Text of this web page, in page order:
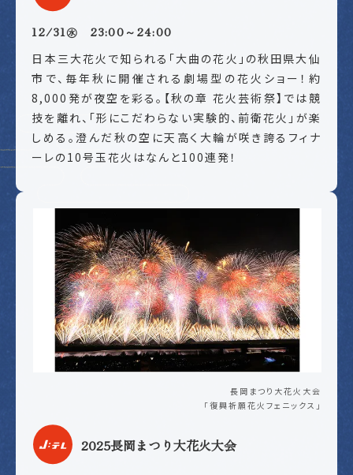
12/31㊌ 23:00～24:00
日本三大花火で知られる「大曲の花火」の秋田県大仙
市で、毎年秋に開催される劇場型の花火ショー！約
8,000発が夜空を彩る。【秋の章 花火芸術祭】では競
技を離れ、「形にこだわらない実験的、前衛花火」が楽
しめる。澄んだ秋の空に天高く大輪が咲き誇るフィナ
ーレの10号玉花火はなんと100連発！
長岡まつり大花火大会
「復興祈願花火フェニックス」
2025長岡まつり大花火大会